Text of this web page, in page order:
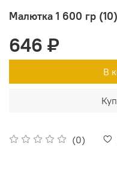
Малютка 1 600 гр (10)
(0)
646 ₽
В